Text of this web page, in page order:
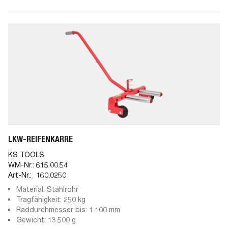
LKW-REIFENKARRE
KS TOOLS
WM-Nr.: 615.00.54
Art-Nr.:
160.0250
Material: Stahlrohr
Tragfähigkeit: 250 kg
Raddurchmesser bis: 1.100 mm
Gewicht: 13.500 g